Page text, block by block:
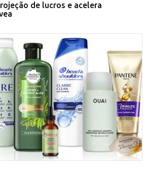
de lucros e acelera